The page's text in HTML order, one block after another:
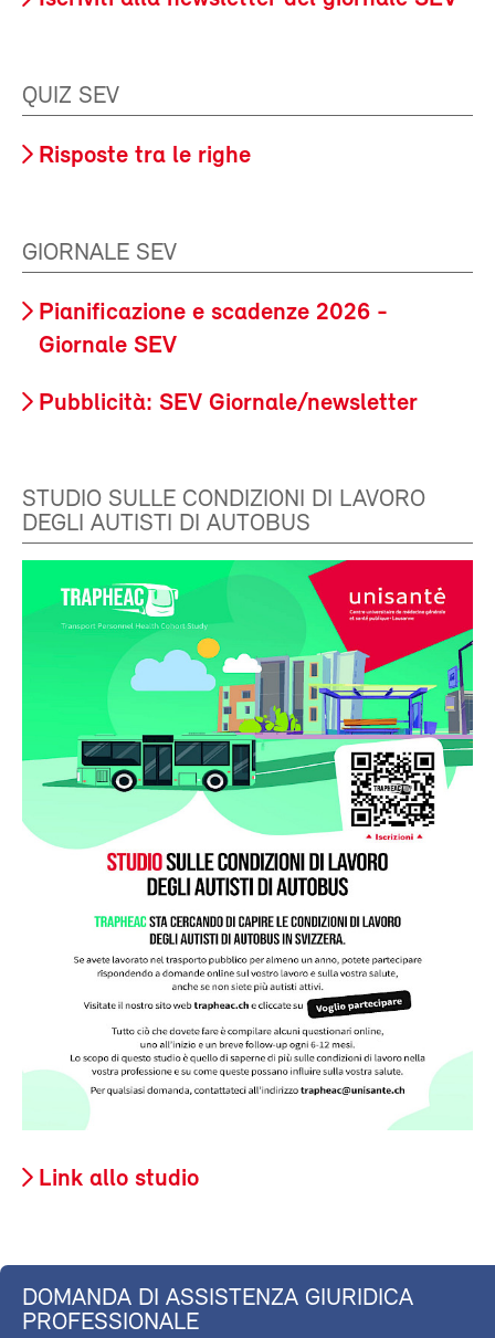
QUIZ SEV
Risposte tra le righe
GIORNALE SEV
Pianificazione e scadenze 2026 -
Giornale SEV
Pubblicità: SEV Giornale/newsletter
STUDIO SULLE CONDIZIONI DI LAVORO
DEGLI AUTISTI DI AUTOBUS
Link allo studio
DOMANDA DI ASSISTENZA GIURIDICA
PROFESSIONALE